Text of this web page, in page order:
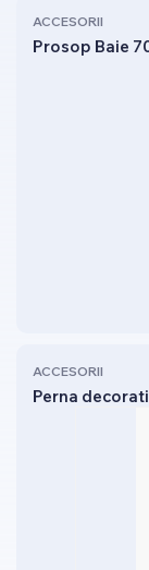
ACCESORII
Prosop Baie
ACCESORII
Perna